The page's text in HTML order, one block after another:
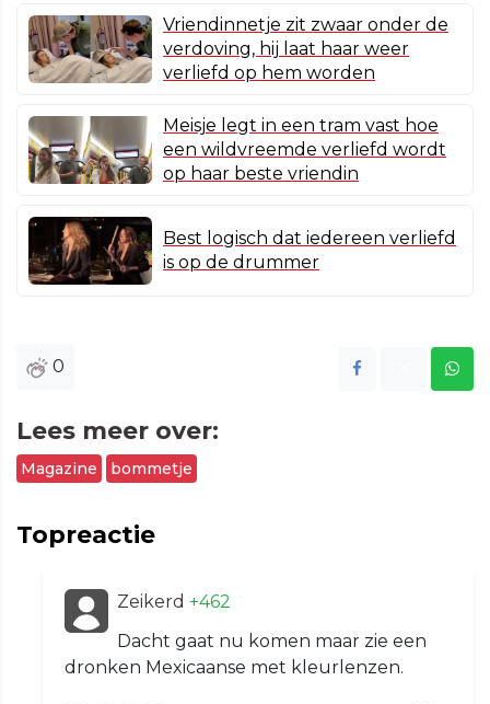
Vriendinnetje zit zwaar onder de
verdoving, hij laat haar weer
verliefd op hem worden
Meisje legt in een tram vast hoe
een wildvreemde verliefd wordt
op haar beste vriendin
Best logisch dat iedereen verliefd
is op de drummer
0
Lees meer over:
Magazine bommetje
Topreactie
Zeikerd +462
Dacht gaat nu komen maar zie een
dronken Mexicaanse met kleurlenzen.